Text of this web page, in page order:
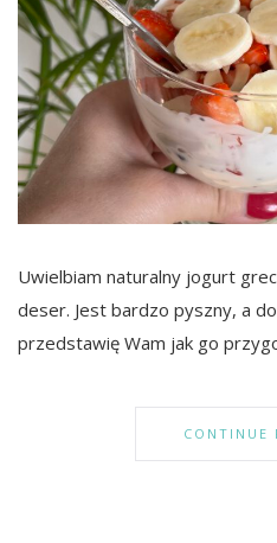
Uwielbiam naturalny jogurt
deser. Jest bardzo pyszny, a
przedstawię Wam jak go
CONTINUE